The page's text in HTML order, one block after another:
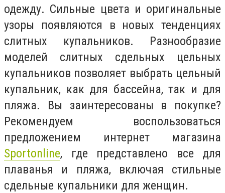
одежду. Сильные цвета и оригинальные
узоры появляются в новых тенденциях
слитных купальников. Разнообразие
моделей слитных сдельных цельных
купальников позволяет выбрать цельный
купальник, как для бассейна, так и для
пляжа. Вы заинтересованы в покупке?
Рекомендуем воспользоваться
предложением интернет магазина
Sportonline, где представлено все для
плаванья и пляжа, включая стильные
сдельные купальники для женщин.